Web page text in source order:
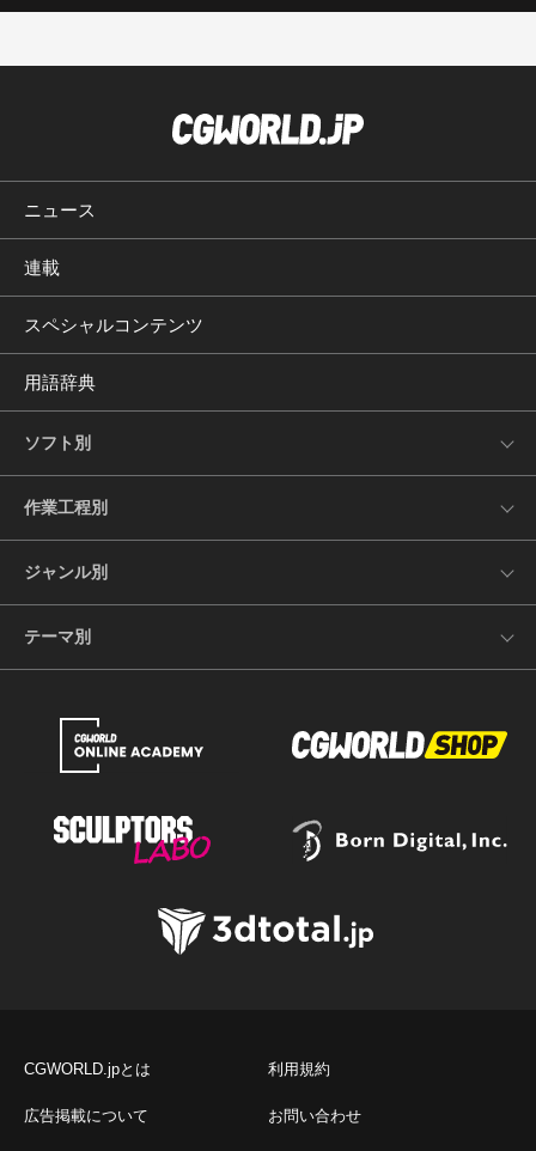
ニュース
連載
スペシャルコンテンツ
用語辞典
ソフト別
作業工程別
ジャンル別
テーマ別
CGWORLD.jpとは 利用規約
広告掲載について お問い合わせ